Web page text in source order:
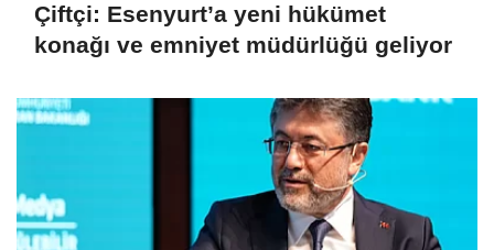
Çiftçi: Esenyurt’a yeni hükümet
konağı ve emniyet müdürlüğü geliyor